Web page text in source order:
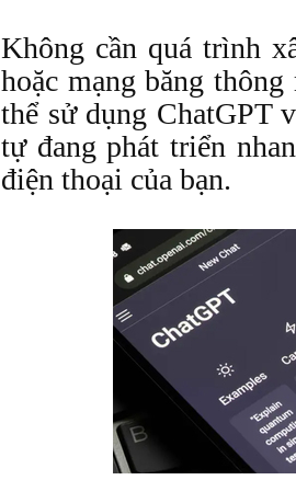
Không cần quá trình
hoặc mạng băng
thể sử dụng ChatGPT
tự đang phát triển
điện thoại của bạn.